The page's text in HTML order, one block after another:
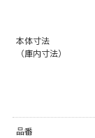
本体寸法
（庫内寸法）
品番